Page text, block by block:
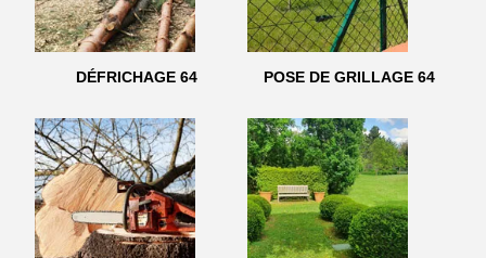
DÉFRICHAGE 64 POSE DE GRILLAGE 64